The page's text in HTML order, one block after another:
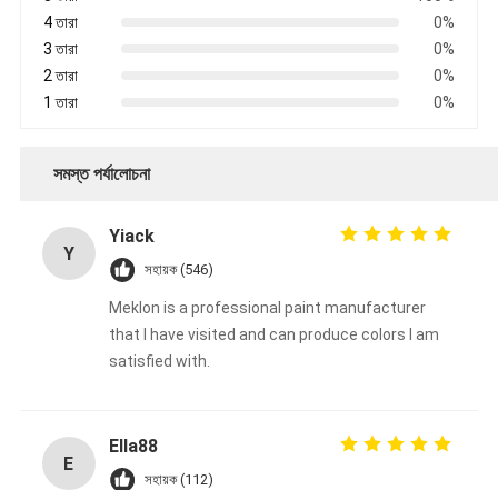
4 তারা
0%
3 তারা
0%
2 তারা
0%
1 তারা
0%
সমস্ত পর্যালোচনা
Y
Yiack
সহায়ক (546)
Meklon is a professional paint manufacturer
that I have visited and can produce colors I am
satisfied with.
E
Ella88
সহায়ক (112)